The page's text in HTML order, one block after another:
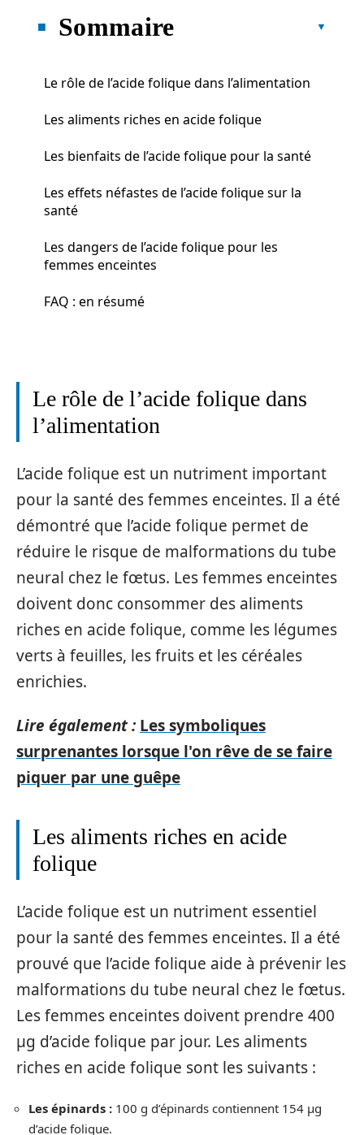
Sommaire
Le rôle de l’acide folique dans l’alimentation
Les aliments riches en acide folique
Les bienfaits de l’acide folique pour la santé
Les effets néfastes de l’acide folique sur la
santé
Les dangers de l’acide folique pour les
femmes enceintes
FAQ : en résumé
Le rôle de l’acide folique dans
l’alimentation
L’acide folique est un nutriment important
pour la santé des femmes enceintes. Il a été
démontré que l’acide folique permet de
réduire le risque de malformations du tube
neural chez le fœtus. Les femmes enceintes
doivent donc consommer des aliments
riches en acide folique, comme les légumes
verts à feuilles, les fruits et les céréales
enrichies.
Lire également : Les symboliques
surprenantes lorsque l'on rêve de se faire
piquer par une guêpe
Les aliments riches en acide
folique
L’acide folique est un nutriment essentiel
pour la santé des femmes enceintes. Il a été
prouvé que l’acide folique aide à prévenir les
malformations du tube neural chez le fœtus.
Les femmes enceintes doivent prendre 400
µg d’acide folique par jour. Les aliments
riches en acide folique sont les suivants :
Les épinards : 100 g d’épinards contiennent 154 µg
d’acide folique.